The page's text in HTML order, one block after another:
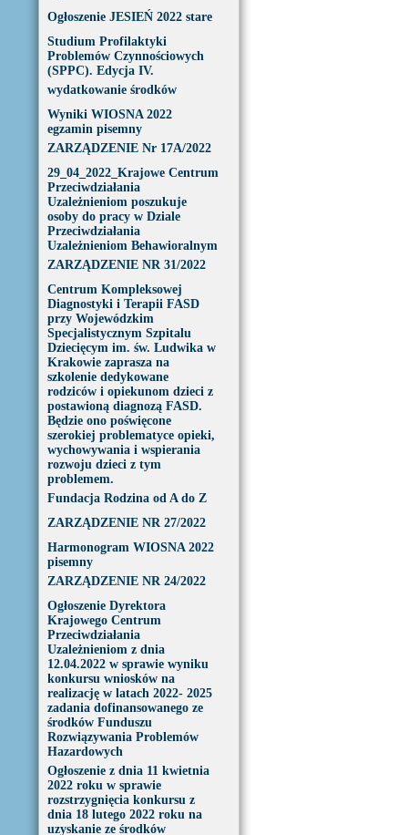
Ogłoszenie JESIEŃ 2022 stare
Studium Profilaktyki
Problemów Czynnościowych
(SPPC). Edycja IV.
wydatkowanie środków
Wyniki WIOSNA 2022
egzamin pisemny
ZARZĄDZENIE Nr 17A/2022
29_04_2022_Krajowe Centrum
Przeciwdziałania
Uzależnieniom poszukuje
osoby do pracy w Dziale
Przeciwdziałania
Uzależnieniom Behawioralnym
ZARZĄDZENIE NR 31/2022
Centrum Kompleksowej
Diagnostyki i Terapii FASD
przy Wojewódzkim
Specjalistycznym Szpitalu
Dziecięcym im. św. Ludwika w
Krakowie zaprasza na
szkolenie dedykowane
rodziców i opiekunom dzieci z
postawioną diagnozą FASD.
Będzie ono poświęcone
szerokiej problematyce opieki,
wychowywania i wspierania
rozwoju dzieci z tym
problemem.
Fundacja Rodzina od A do Z
ZARZĄDZENIE NR 27/2022
Harmonogram WIOSNA 2022
pisemny
ZARZĄDZENIE NR 24/2022
Ogłoszenie Dyrektora
Krajowego Centrum
Przeciwdziałania
Uzależnieniom z dnia
12.04.2022 w sprawie wyniku
konkursu wniosków na
realizację w latach 2022- 2025
zadania dofinansowanego ze
środków Funduszu
Rozwiązywania Problemów
Hazardowych
Ogłoszenie z dnia 11 kwietnia
2022 roku w sprawie
rozstrzygnięcia konkursu z
dnia 18 lutego 2022 roku na
uzyskanie ze środków